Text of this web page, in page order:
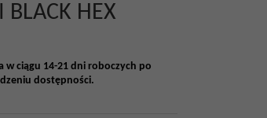
BLACK HEX
w ciągu 14-21 dni roboczych po
dostępności.